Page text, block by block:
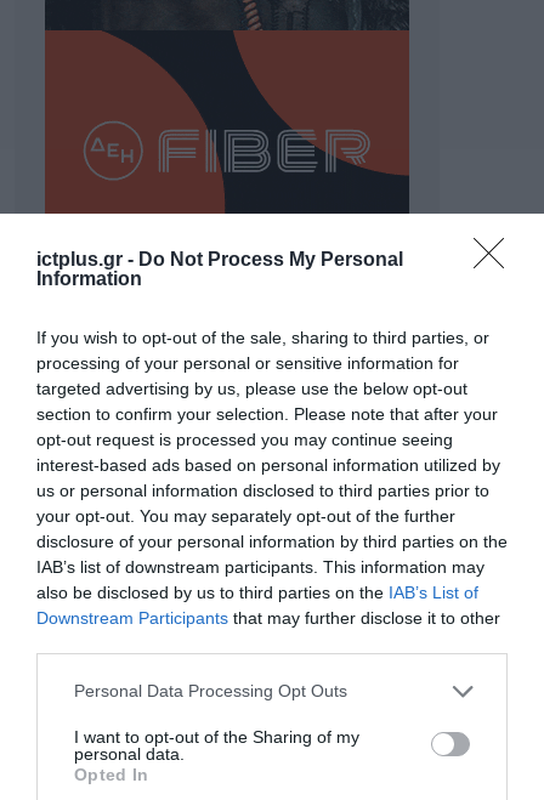
ictplus.gr - Do Not Process My Personal
Information
If you wish to opt-out of the sale, sharing to third parties, or
processing of your personal or sensitive information for
targeted advertising by us, please use the below opt-out
section to confirm your selection. Please note that after your
opt-out request is processed you may continue seeing
interest-based ads based on personal information utilized by
us or personal information disclosed to third parties prior to
your opt-out. You may separately opt-out of the further
disclosure of your personal information by third parties on the
IAB’s list of downstream participants. This information may
also be disclosed by us to third parties on the IAB’s List of
Downstream Participants that may further disclose it to other
Please note that this website/app uses one or more Google
not limited to your visit or usage behaviour. You may click to
grant or deny consent to Google and its third-party tags to
use your data for below specified purposes in below Google
Personal Data Processing Opt Outs
I want to opt-out of the Sharing of my
personal data.
Opted In
ΡΟΗ ΕΙΔΗΣΕΩΝ
Το χρηματοδοτούμενο
από την ΕΕ έργο “The
Gaming Police”
ενισχύει την ασφάλεια
των παιδιών στο
διαδίκτυο
31.07.2026
ΑΑΔΕ: Διευκρινίσεις
για τα πρόστιμα σε
παραβάσεις που
αφορούν τους ΦΗΜ
31.07.2026
δεν είναι απλώς μια
μια νέα βιομηχανική
επανάσταση»
Νέος οδηγός του ΕΚΤ